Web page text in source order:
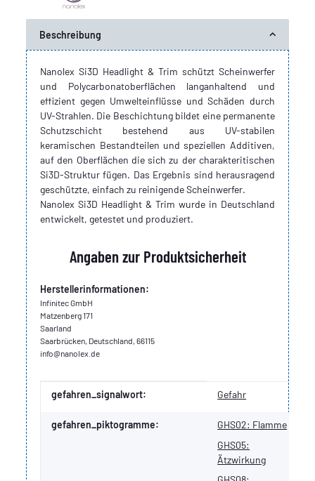
Beschreibung
Nanolex Si3D Headlight & Trim schützt Scheinwerfer
und Polycarbonatoberflächen langanhaltend und
effizient gegen Umwelteinflüsse und Schäden durch
UV-Strahlen. Die Beschichtung bildet eine permanente
Schutzschicht bestehend aus UV-stabilen
keramischen Bestandteilen und speziellen Additiven,
auf den Oberflächen die sich zu der charakteritischen
Si3D-Struktur fügen. Das Ergebnis sind herausragend
geschützte, einfach zu reinigende Scheinwerfer.
Nanolex Si3D Headlight & Trim wurde in Deutschland
entwickelt, getestet und produziert.
Angaben zur Produktsicherheit
Herstellerinformationen:
Infinitec GmbH
Matzenberg 171
Saarland
Saarbrücken, Deutschland, 66115
info@nanolex.de
Produkteigenschaft
Wert
gefahren_signalwort: Gefahr
gefahren_piktogramme:
GHS02: Flamme
GHS05:
Ätzwirkung